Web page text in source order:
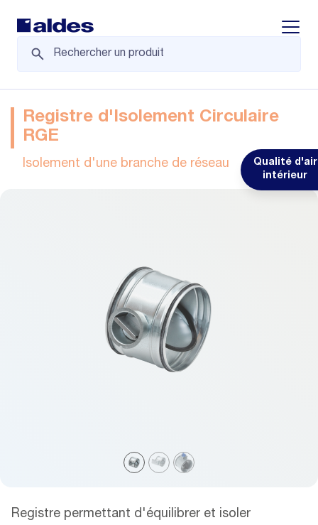
Qualité d'air
intérieur
Registre d'Isolement Circulaire
RGE
Isolement d'une branche de réseau
Registre permettant d'équilibrer et isoler